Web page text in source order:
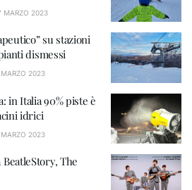
MARZO 2023
su stazioni
dismessi
2023
in Italia 90% piste è
idrici
2023
The